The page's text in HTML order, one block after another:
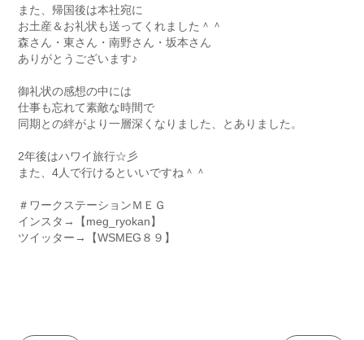
また、帰国後は本社宛に
お土産＆お礼状も送ってくれました＾＾
森さん・東さん・南野さん・坂本さん
ありがとうございます♪
御礼状の感想の中には
仕事も忘れて素敵な時間で
同期との絆がより一層深くなりました、とありました。
2年後はハワイ旅行☆彡
また、4人で行けるといいですね＾＾
＃ワークステーションＭＥＧ
インスタ→【meg_ryokan】
ツイッター→【WSMEG８９】